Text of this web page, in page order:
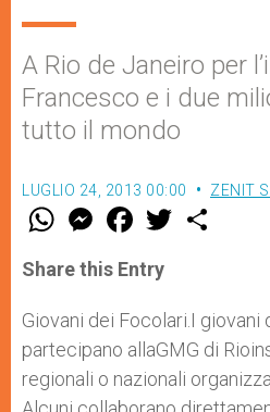
A Rio de Janeiro per
Francesco e i due
tutto il mondo
LUGLIO 24, 2013 00:00 ZENIT
W
t
s
p
p
M
e
s
e
g
e
r
F
a
e
b
o
k
w
r
Share this Entry
Giovani dei Focolari.I giovani
partecipano allaGMG di
regionali o nazionali